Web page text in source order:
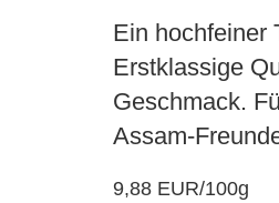
Ein hochfeiner
Erstklassige
Geschmack.
Assam-
9,88 EUR/100g